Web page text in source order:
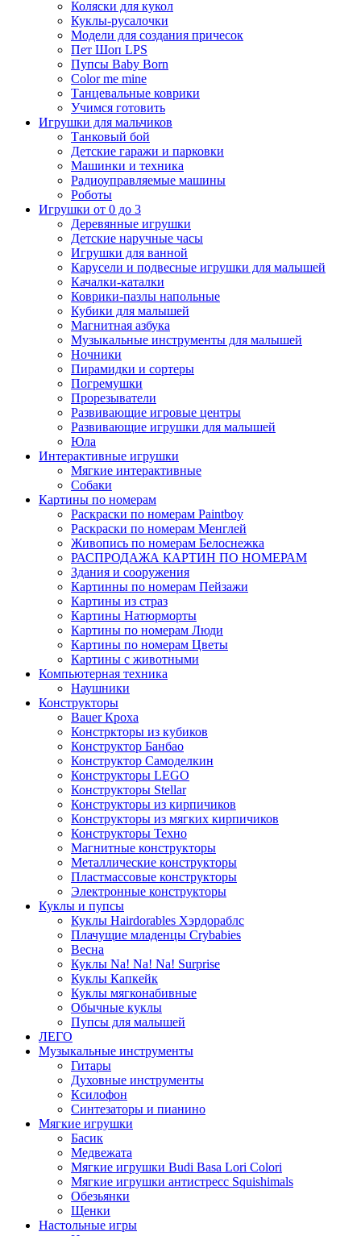
Коляски для кукол
Куклы-русалочки
Модели для создания причесок
Пет Шоп LPS
Пупсы Baby Born
Сolor me mine
Танцевальные коврики
Учимся готовить
Игрушки для мальчиков
Танковый бой
Детские гаражи и парковки
Машинки и техника
Радиоуправляемые машины
Роботы
Игрушки от 0 до 3
Деревянные игрушки
Детские наручные часы
Игрушки для ванной
Карусели и подвесные игрушки для малышей
Качалки-каталки
Коврики-пазлы напольные
Кубики для малышей
Магнитная азбука
Музыкальные инструменты для малышей
Ночники
Пирамидки и сортеры
Погремушки
Прорезыватели
Развивающие игровые центры
Развивающие игрушки для малышей
Юла
Интерактивные игрушки
Мягкие интерактивные
Собаки
Картины по номерам
Раскраски по номерам Paintboy
Раскраски по номерам Менглей
Живопись по номерам Белоснежка
РАСПРОДАЖА КАРТИН ПО НОМЕРАМ
Здания и сооружения
Картинны по номерам Пейзажи
Картины из страз
Картины Натюрморты
Картины по номерам Люди
Картины по номерам Цветы
Картины с животными
Компьютерная техника
Наушники
Конструкторы
Bauer Кроха
Констркторы из кубиков
Конструктор Банбао
Конструктор Самоделкин
Конструкторы LEGO
Конструкторы Stellar
Конструкторы из кирпичиков
Конструкторы из мягких кирпичиков
Конструкторы Техно
Магнитные конструкторы
Металлические конструкторы
Пластмассовые конструкторы
Электронные конструкторы
Куклы и пупсы
Куклы Hairdorables Хэрдораблс
Плачущие младенцы Crybabies
Весна
Куклы Na! Na! Na! Surprise
Куклы Капкейк
Куклы мягконабивные
Обычные куклы
Пупсы для малышей
ЛЕГО
Музыкальные инструменты
Гитары
Духовные инструменты
Ксилофон
Синтезаторы и пианино
Мягкие игрушки
Басик
Медвежата
Мягкие игрушки Budi Basa Lori Colori
Мягкие игрушки антистресс Squishimals
Обезьянки
Щенки
Настольные игры